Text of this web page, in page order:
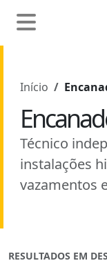
Início
Técnico
instalações
vazamentos
RESULTADOS EM